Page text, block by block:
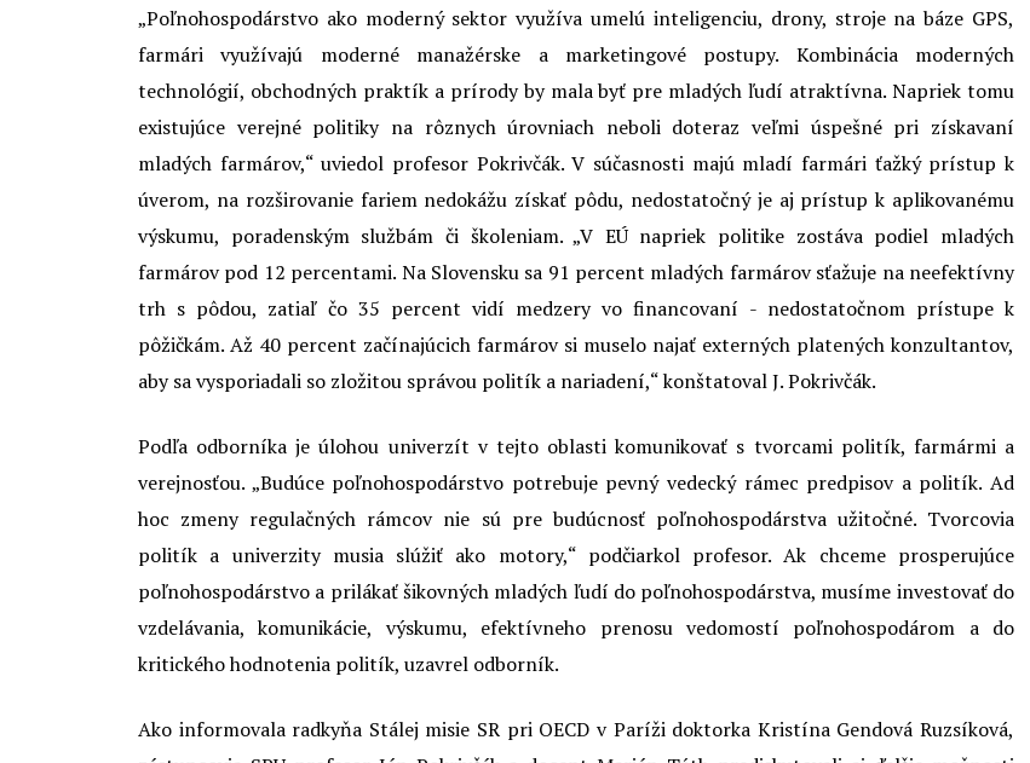
„Poľnohospodárstvo ako moderný sektor využíva umelú inteligenciu, drony, stroje na báze GPS,
farmári využívajú moderné manažérske a marketingové postupy. Kombinácia moderných
technológií, obchodných praktík a prírody by mala byť pre mladých ľudí atraktívna. Napriek tomu
existujúce verejné politiky na rôznych úrovniach neboli doteraz veľmi úspešné pri získavaní
mladých farmárov,“ uviedol profesor Pokrivčák. V súčasnosti majú mladí farmári ťažký prístup k
úverom, na rozširovanie fariem nedokážu získať pôdu, nedostatočný je aj prístup k aplikovanému
výskumu, poradenským službám či školeniam. „V EÚ napriek politike zostáva podiel mladých
farmárov pod 12 percentami. Na Slovensku sa 91 percent mladých farmárov sťažuje na neefektívny
trh s pôdou, zatiaľ čo 35 percent vidí medzery vo financovaní - nedostatočnom prístupe k
pôžičkám. Až 40 percent začínajúcich farmárov si muselo najať externých platených konzultantov,
aby sa vysporiadali so zložitou správou politík a nariadení,“ konštatoval J. Pokrivčák.
Podľa odborníka je úlohou univerzít v tejto oblasti komunikovať s tvorcami politík, farmármi a
verejnosťou. „Budúce poľnohospodárstvo potrebuje pevný vedecký rámec predpisov a politík. Ad
hoc zmeny regulačných rámcov nie sú pre budúcnosť poľnohospodárstva užitočné. Tvorcovia
politík a univerzity musia slúžiť ako motory,“ podčiarkol profesor. Ak chceme prosperujúce
poľnohospodárstvo a prilákať šikovných mladých ľudí do poľnohospodárstva, musíme investovať do
vzdelávania, komunikácie, výskumu, efektívneho prenosu vedomostí poľnohospodárom a do
kritického hodnotenia politík, uzavrel odborník.
Ako informovala radkyňa Stálej misie SR pri OECD v Paríži doktorka Kristína Gendová Ruzsíková,